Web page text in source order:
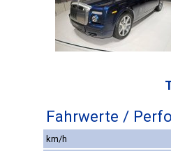
Fahrwerte /
km/h